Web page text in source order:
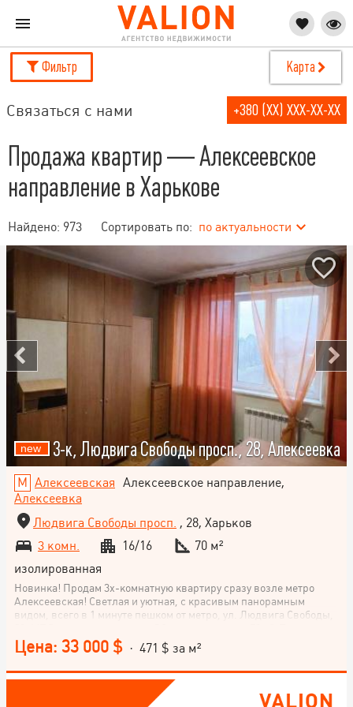
Фильтр Карта
Связаться с нами +380 (XX) XXX-XX-XX
Продажа квартир — Алексеевское
направление в Харькове
Найдено: 973 Сортировать по: по актуальности
3-к, Людвига Свободы просп., 28, Алексеевка
Алексеевская Алексеевское направление,
Алексеевка
Людвига Свободы просп. , 28, Харьков
3 комн.
16/16
70 м²
изолированная
Новинка! Продам 3х-комнатную квартиру сразу возле метро
Алексеевская! Светлая и уютная, с красивым панорамным
видом, всего в 1 минуте пешком от метро, ул. Людвига Свободы,
раздельных комнаты и большая кухня! Два балкона! Просторный
квадратный холл! Этаж 16/16 (есть технический этаж) Квартира с
удобной планировкой, что идеально подойдёт для комфортной
жизни семьи Очень светлая, тёплая и по-настоящему уютная
атмосфера! Можно сразу заехать и жить без дополнительных
Цена: 33 000 $ · 471 $ за м²